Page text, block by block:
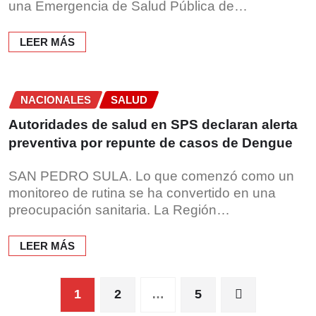
una Emergencia de Salud Pública de…
LEER MÁS
NACIONALES SALUD
Autoridades de salud en SPS declaran alerta
preventiva por repunte de casos de Dengue
SAN PEDRO SULA. Lo que comenzó como un
monitoreo de rutina se ha convertido en una
preocupación sanitaria. La Región…
LEER MÁS
1 2 … 5